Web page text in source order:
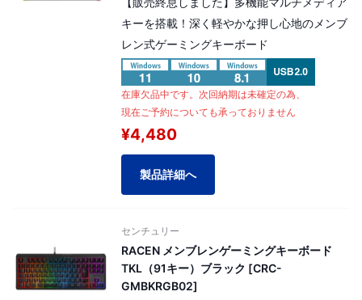
キーを搭載！深く軽やかな押し心地のメンブ
レン式ゲーミングキーボード
在庫欠品中です。次回納期は未確定の為、
現在ご予約についても承っておりません
¥4,480
製品詳細へ
センチュリー
RACEN メンブレンゲーミングキーボード
TKL（91キー）ブラック [CRC-
GMBKRGB02]